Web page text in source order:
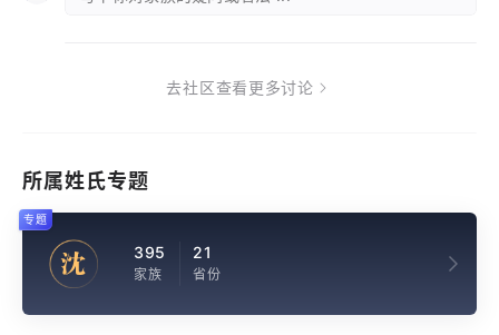
去社区查看更多讨论
所属姓氏专题
沈 395
家族
21
省份
专题